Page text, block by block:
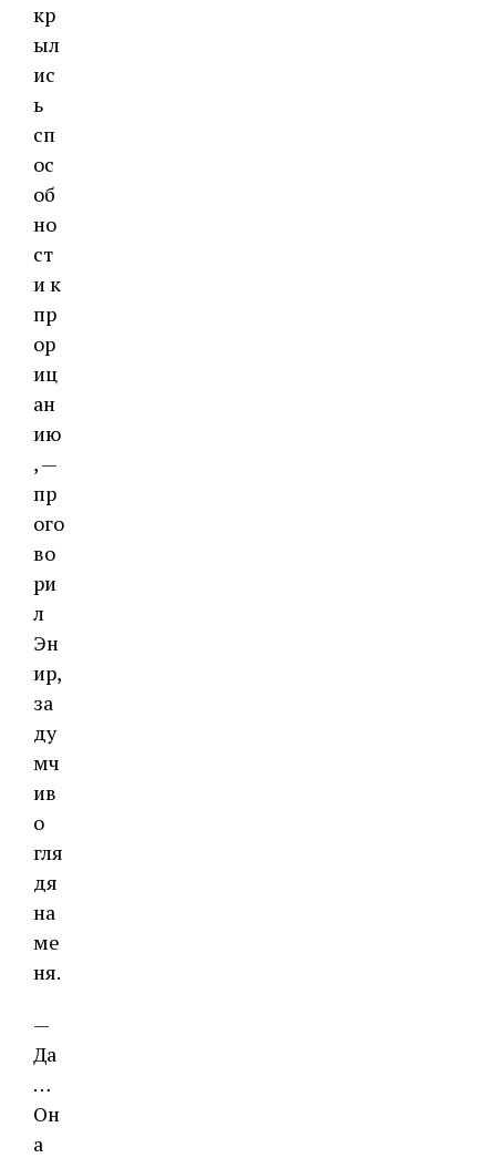
кр
ыл
ис
ь
сп
ос
об
но
ст
и к
пр
ор
иц
ан
ию
, —
пр
ого
во
ри
л
Эн
ир,
за
ду
мч
ив
о
гля
дя
на
ме
ня.
—
Да
…
Он
а